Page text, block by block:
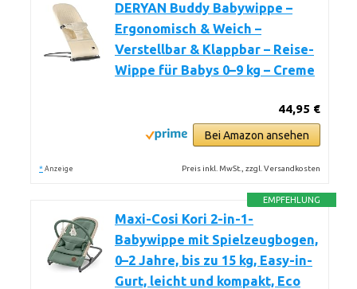
DERYAN Buddy Babywippe –
Ergonomisch & Weich –
Verstellbar & Klappbar – Reise-
Wippe für Babys 0–9 kg – Creme
44,95 €
Bei Amazon ansehen
* Anzeige Preis inkl. MwSt., zzgl. Versandkosten
EMPFEHLUNG
Maxi-Cosi Kori 2-in-1-
Babywippe mit Spielzeugbogen,
0–2 Jahre, bis zu 15 kg, Easy-in-
Gurt, leicht und kompakt, Eco